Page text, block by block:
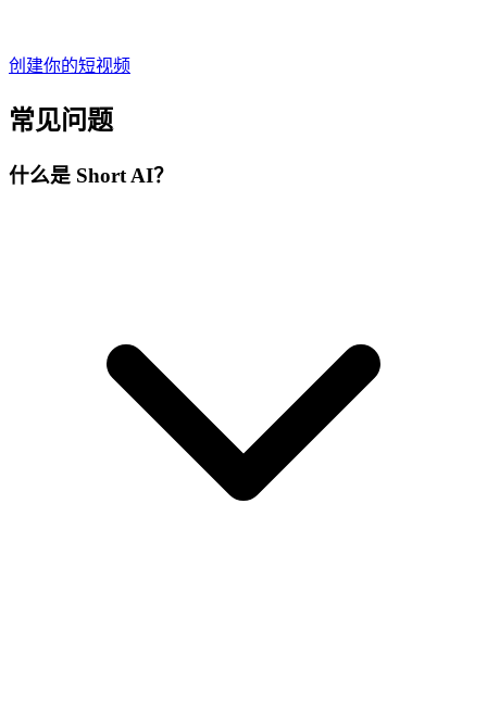
创建你的短视频
常见问题
什么是 Short AI？